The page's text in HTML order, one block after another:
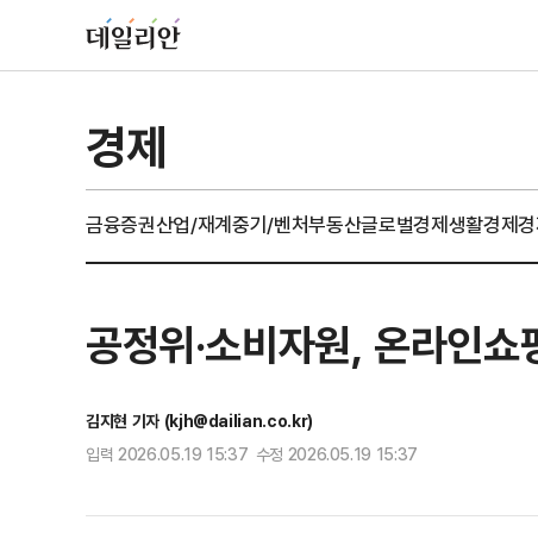
경제
금융증권산업/재계중기/벤처부동산글로벌경제생활경제
공정위·소비자원, 온라인
김지현 기자 (kjh@dailian.co.kr)
입력 2026.05.19 15:37 수정 2026.05.19 15:37